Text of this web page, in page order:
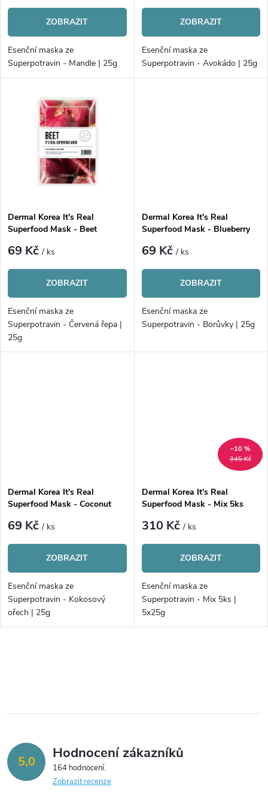
o
d
u
r
o
d
ZOBRAZIT
Esenční maska ze
Superpotravin - Mandle | 25g
ZOBRAZIT
Esenční maska ze
Superpotravin - Avokádo | 25g
Dermal Korea It's Real
Superfood Mask - Beet
69 Kč/ ks
ZOBRAZIT
Esenční maska ze
Superpotravin - Červená řepa |
25g
Dermal Korea It's Real
Superfood Mask - Blueberry
69 Kč/ ks
ZOBRAZIT
Esenční maska ze
Superpotravin - Borůvky | 25g
Dermal Korea It's Real
Superfood Mask - Coconut
69 Kč/ ks
ZOBRAZIT
Esenční maska ze
Superpotravin - Kokosový
ořech | 25g
345 Kč
–10 %
Dermal Korea It's Real
Superfood Mask - Mix 5ks
310 Kč/ ks
ZOBRAZIT
Esenční maska ze
Superpotravin - Mix 5ks |
5x25g
l
d
a
5,0 Hodnocení zákazníků
164 hodnocení
Zobrazit recenze